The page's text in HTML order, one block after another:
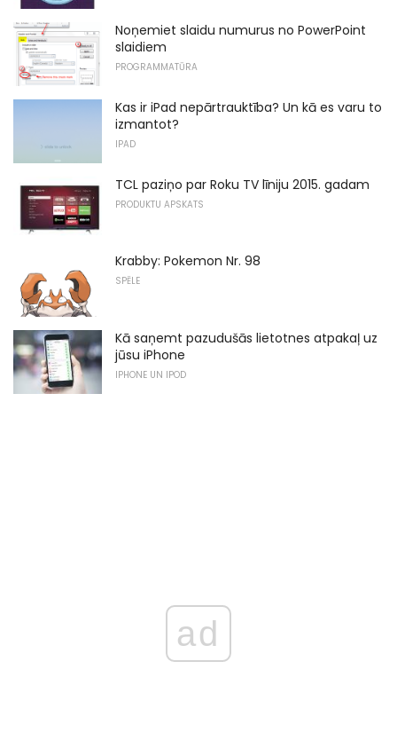
Noņemiet slaidu numurus no PowerPoint
slaidiem
PROGRAMMATŪRA
Kas ir iPad nepārtrauktība? Un kā es varu to
izmantot?
IPAD
TCL paziņo par Roku TV līniju 2015. gadam
PRODUKTU APSKATS
Krabby: Pokemon Nr. 98
SPĒLE
Kā saņemt pazudušās lietotnes atpakaļ uz
jūsu iPhone
IPHONE UN IPOD
ad